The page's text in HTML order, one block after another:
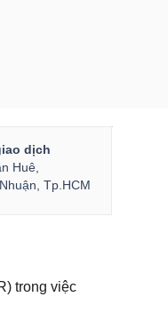
dịch
Huê,
Tp.HCM
trong việc